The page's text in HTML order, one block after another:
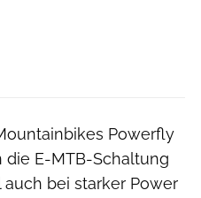
Powerfly
die E-MTB-Schaltung
auch bei starker Power